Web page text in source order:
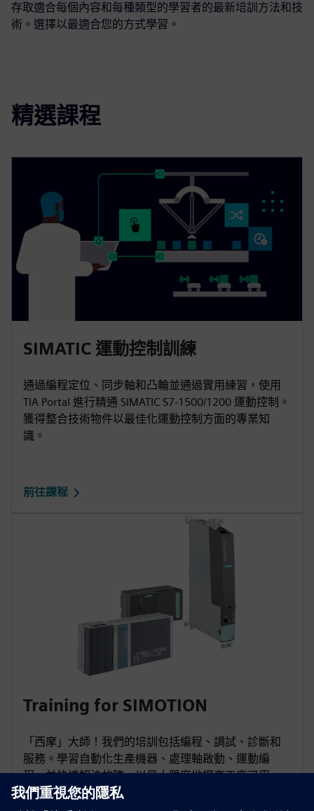
存取適合每個內容和每種類型的學習者的最新培訓方法和技
術。選擇以最適合您的方式學習。
精選課程
SIMATIC 運動控制訓練
通過編程定位、同步軸和凸輪並通過實用練習，使用
TIA Portal 進行精通 SIMATIC S7-1500/1200 運動控制。
獲得整合技術物件以最佳化運動控制方面的專業知
識。
前往課程
Training for SIMOTION
「西摩」大師！我們的培訓包括編程、調試、診斷和
服務。學習自動化生產機器、處理軸啟動、運動編
程，並快速解決故障，以最大限度地提高工廠可用
性！